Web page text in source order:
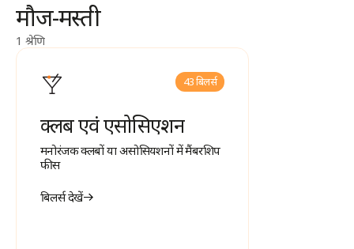
मौज-मस्ती
1 श्रेणि
43 बिलर्स
क्लब एवं एसोसिएशन
मनोरंजक क्लबों या असोसियशनों में मैंबरशिप
फीस
बिलर्स देखें